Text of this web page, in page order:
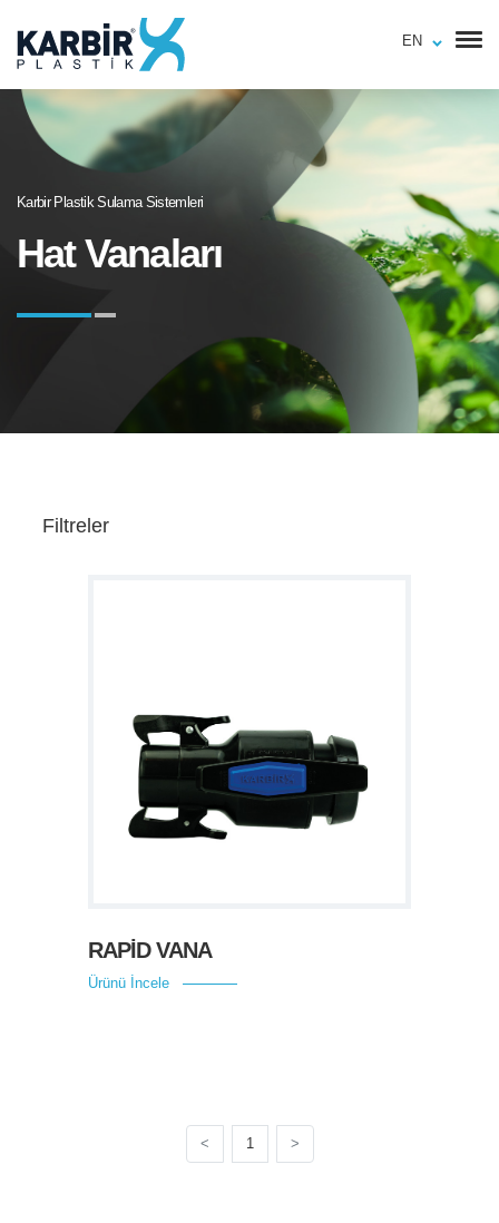
EN
Karbir Plastik Sulama Sistemleri
Hat Vanaları
Filtreler
RAPİD VANA
Ürünü İncele
< 1 >